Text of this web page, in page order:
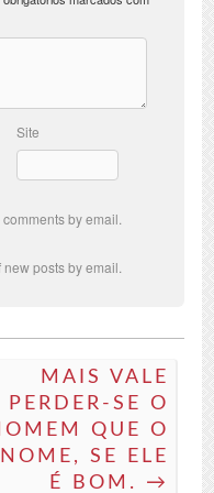
Site
by email.
new posts by email.
MAIS VALE
PERDER-SE O
QUE O
NOME, SE ELE
É BOM. →